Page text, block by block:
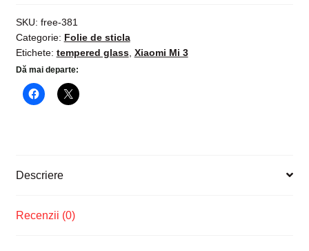
Mi
3,
Tempered
Glass,
protectie
securizata
SKU: free-381
Categorie: Folie de sticla
Etichete: tempered glass, Xiaomi Mi 3
Dă mai departe:
Descriere
Recenzii (0)